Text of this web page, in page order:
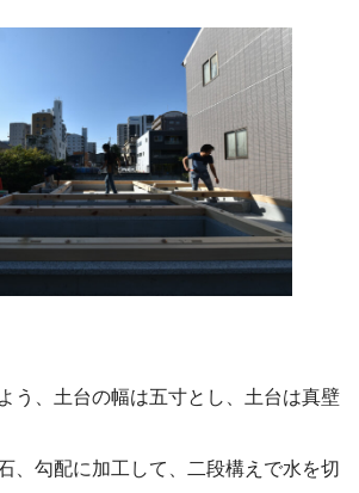
う、土台の幅は五寸とし、土台は真壁
、勾配に加工して、二段構えで水を切